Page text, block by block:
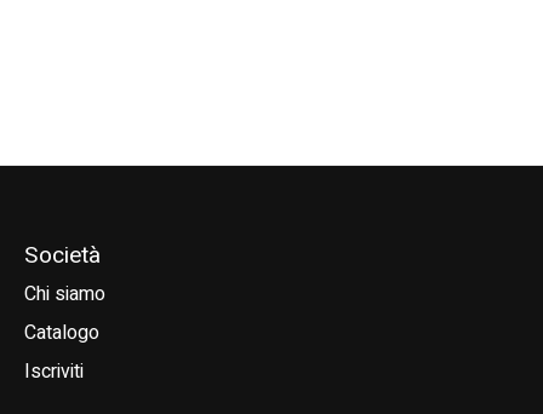
Società
Chi siamo
Catalogo
Iscriviti